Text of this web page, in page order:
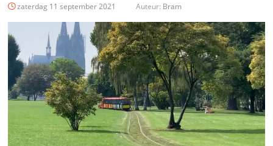
zaterdag 11 september 2021 Auteur: Bram